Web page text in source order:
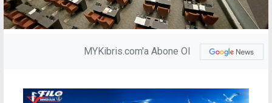
MYKibris.com'a Abone Ol